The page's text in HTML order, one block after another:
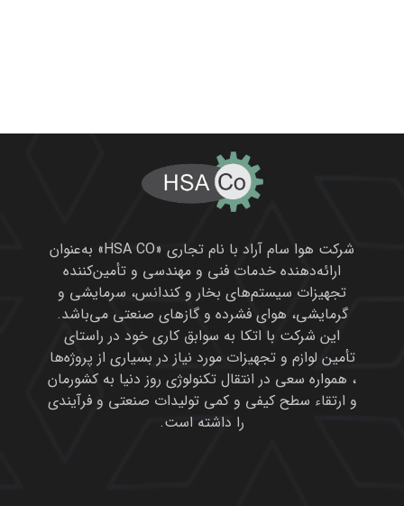
شرکت هوا سام آراد با نام تجاری «HSA CO» به‌عنوان
ارائه‌دهنده خدمات فنی و مهندسی و تأمین‌کننده
تجهیزات سیستم‌های بخار و کندانس، سرمایشی و
گرمایشی، هوای فشرده و گازهای صنعتی می‌باشد.
این شرکت با اتکا به سوابق کاری خود در راستای
تأمین لوازم و تجهیزات مورد نیاز در بسیاری از پروژه‌ها
، همواره سعی در انتقال تکنولوژی روز دنیا به کشورمان
و ارتقاء سطح کیفی و کمی تولیدات صنعتی و فرآیندی
را داشته است.